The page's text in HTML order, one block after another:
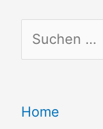
u
h
Home